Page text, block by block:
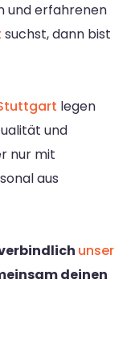
und erfahrenen
suchst, dann bist
legen
und
nur mit
aus
unser
deinen